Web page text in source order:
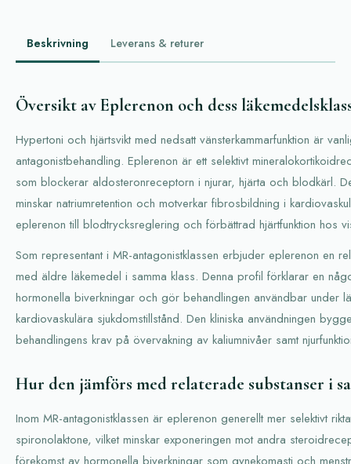
Beskrivning Leverans & returer
Översikt av Eplerenon och dess
Hypertoni och hjärtsvikt med nedsatt vänsterkammarfunktion är
antagonistbehandling. Eplerenon är ett selektivt
som blockerar aldosteronreceptorn i njurar, hjärta och blodkärl.
minskar natriumretention och motverkar fibrosbildning i
eplerenon till blodtrycksreglering och förbättrad hjärtfunktion hos
Som representant i MR-antagonistklassen erbjuder eplerenon en
med äldre läkemedel i samma klass. Denna profil förklarar en
hormonella biverkningar och gör behandlingen användbar under
kardiovaskulära sjukdomstillstånd. Den kliniska användningen
behandlingens krav på övervakning av kaliumnivåer samt
Hur den jämförs med relaterade substanser i
Inom MR-antagonistklassen är eplerenon generellt mer selektivt
spironolaktone, vilket minskar exponeringen mot andra
förekomst av hormonella biverkningar som gynekomasti och